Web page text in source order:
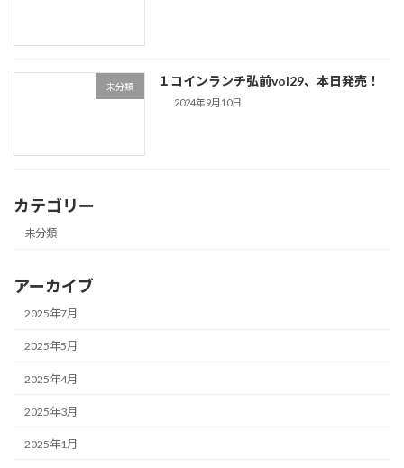
未分類 １コインランチ弘前vol29、本日発売！
2024年9月10日
カテゴリー
未分類
アーカイブ
2025年7月
2025年5月
2025年4月
2025年3月
2025年1月